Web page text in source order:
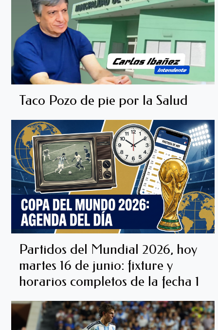
Taco Pozo de pie por la Salud
Partidos del Mundial 2026, hoy
martes 16 de junio: fixture y
horarios completos de la fecha 1